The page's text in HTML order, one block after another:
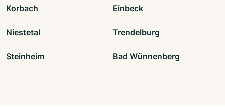
Korbach Einbeck
Niestetal Trendelburg
Steinheim Bad Wünnenberg